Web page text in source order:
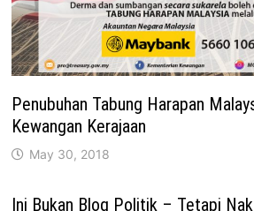
Penubuhan Tabung Harapan
Kewangan Kerajaan
May 30, 2018
Ini Bukan Blog Politik – Tetapi